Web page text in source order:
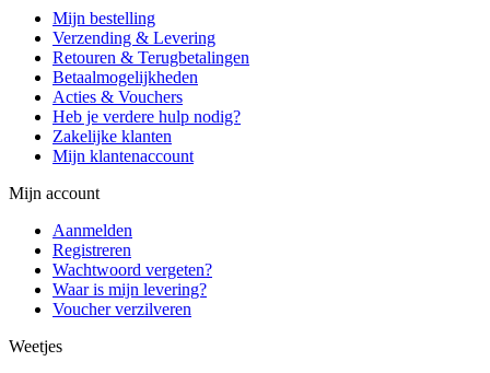
Mijn bestelling
Verzending & Levering
Retouren & Terugbetalingen
Betaalmogelijkheden
Acties & Vouchers
Heb je verdere hulp nodig?
Zakelijke klanten
Mijn klantenaccount
Mijn account
Aanmelden
Registreren
Wachtwoord vergeten?
Waar is mijn levering?
Voucher verzilveren
Weetjes